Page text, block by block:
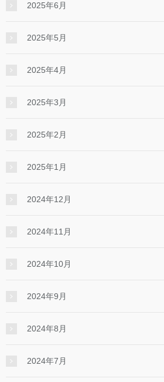
2025年6月
2025年5月
2025年4月
2025年3月
2025年2月
2025年1月
2024年12月
2024年11月
2024年10月
2024年9月
2024年8月
2024年7月